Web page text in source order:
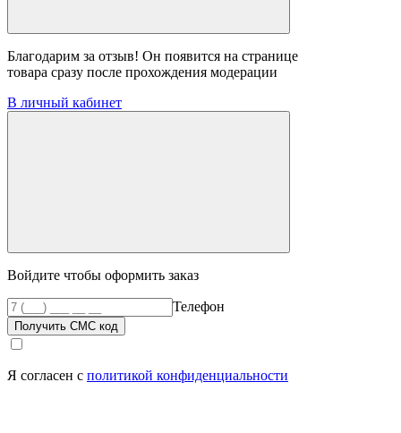
Благодарим за отзыв! Он появится на странице
товара сразу после прохождения модерации
В личный кабинет
Войдите чтобы оформить заказ
Телефон
Получить СМС код
Я согласен с политикой конфиденциальности